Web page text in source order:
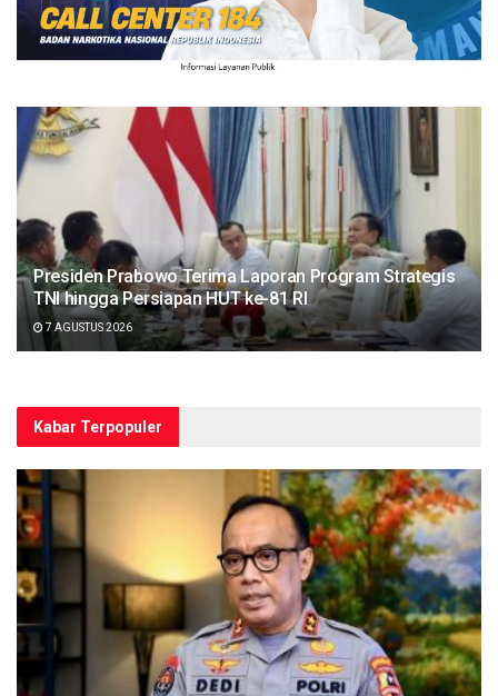
Presiden Prabowo Terima Laporan Program Strategis
TNI hingga Persiapan HUT ke-81 RI
7 AGUSTUS 2026
Kabar Terpopuler